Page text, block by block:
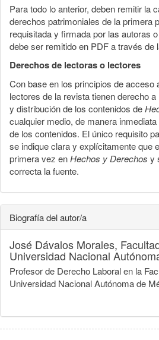
Para todo lo anterior, deben remitir la
derechos patrimoniales de la primera
requisitada y firmada por las autoras
debe ser remitido en PDF a través de
Derechos de lectoras o lectores
Con base en los principios de acceso
lectores de la revista tienen derecho
y distribución de los contenidos de
cualquier medio, de manera
de los contenidos. El único requisito
se indique clara y explícitamente que
primera vez enHechos y Derechos y
correcta la fuente.
Biografía del autor/a
José Dávalos Morales,
Universidad Nacional
Profesor de Derecho Laboral en la
Universidad Nacional Autónoma de